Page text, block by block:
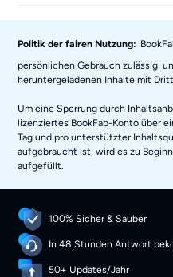
Politik der fairen Nutzung:
persönlichen Gebrauch zulässig,
heruntergeladenen Inhalte mit
Um eine Sperrung durch
lizenziertes BookFab-Konto über
Tag und pro unterstützter
aufgebraucht ist, wird es zu
aufgefüllt.
100% Sicher & Sauber
In 48 Stunden Antwort
50+ Updates/Jahr